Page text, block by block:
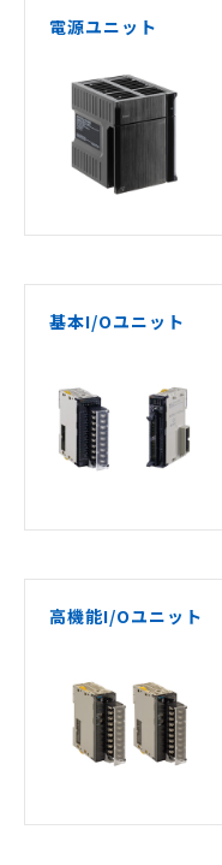
電源ユニット
基本I/Oユニット
高機能I/Oユニット